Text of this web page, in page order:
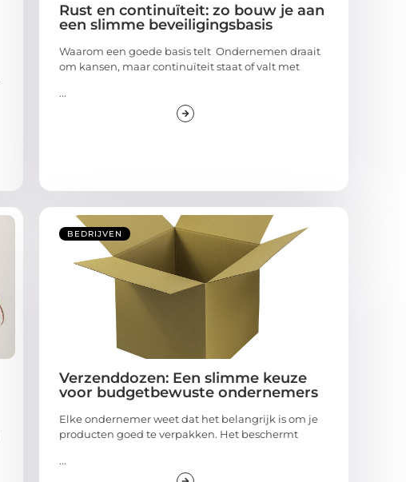
Rust en continuïteit: zo bouw je aan
een slimme beveiligingsbasis
Waarom een goede basis telt Ondernemen draait
om kansen, maar continuïteit staat of valt met
...
BEDRIJVEN
Verzenddozen: Een slimme keuze
voor budgetbewuste ondernemers
Elke ondernemer weet dat het belangrijk is om je
producten goed te verpakken. Het beschermt
...